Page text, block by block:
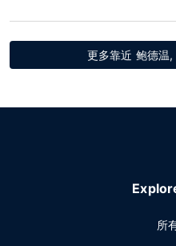
更多靠近 鲍德温
所